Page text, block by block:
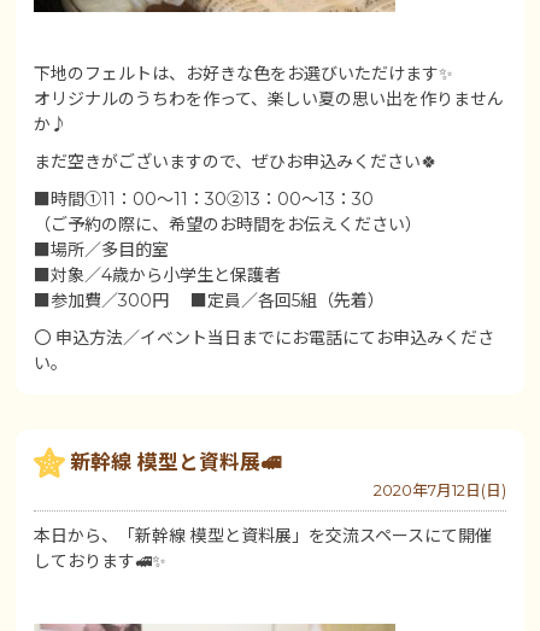
下地のフェルトは、お好きな色をお選びいただけます✨
オリジナルのうちわを作って、楽しい夏の思い出を作りません
か♪
まだ空きがございますので、ぜひお申込みください🍀
■時間①11：00～11：30②13：00～13：30
（ご予約の際に、希望のお時間をお伝えください）
■場所／多目的室
■対象／4歳から小学生と保護者
■参加費／300円 ■定員／各回5組（先着）
〇 申込方法／イベント当日までにお電話にてお申込みくださ
い。
新幹線 模型と資料展🚅
2020年7月12日(日)
本日から、「新幹線 模型と資料展」を交流スペースにて開催
しております🚅✨